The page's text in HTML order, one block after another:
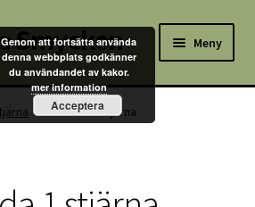
Smycken Meny
Hemsida 1 stjärna
Genom att fortsätta använda
denna webbplats godkänner
du användandet av kakor.
mer information
Acceptera